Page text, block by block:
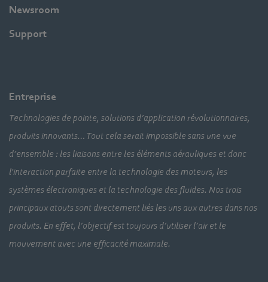
Newsroom
Support
Entreprise
Technologies de pointe, solutions d’application révolutionnaires,
produits innovants… Tout cela serait impossible sans une vue
d’ensemble : les liaisons entre les éléments aérauliques et donc
l'interaction parfaite entre la technologie des moteurs, les
systèmes électroniques et la technologie des fluides. Nos trois
principaux atouts sont directement liés les uns aux autres dans nos
produits. En effet, l’objectif est toujours d’utiliser l’air et le
mouvement avec une efficacité maximale.